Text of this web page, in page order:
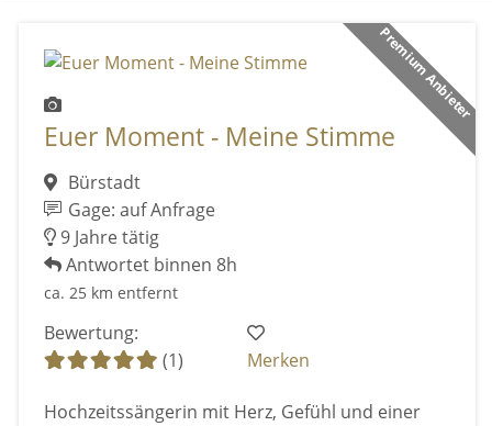
Premium Anbieter
Euer Moment - Meine Stimme
Bürstadt
Gage: auf Anfrage
9 Jahre tätig
Antwortet binnen 8h
ca. 25 km entfernt
Bewertung:
(1)
Merken
Hochzeitssängerin mit Herz, Gefühl und einer